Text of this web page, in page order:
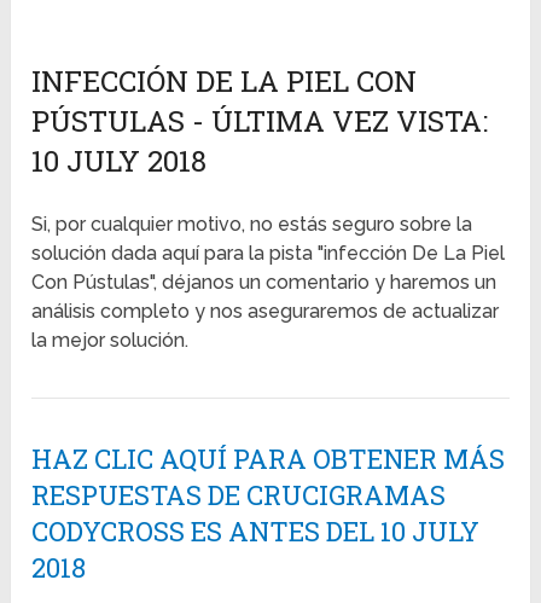
INFECCIÓN DE LA PIEL CON
PÚSTULAS - ÚLTIMA VEZ VISTA:
10 JULY 2018
Si, por cualquier motivo, no estás seguro sobre la
solución dada aquí para la pista "infección De La Piel
Con Pústulas", déjanos un comentario y haremos un
análisis completo y nos aseguraremos de actualizar
la mejor solución.
HAZ CLIC AQUÍ PARA OBTENER MÁS
RESPUESTAS DE CRUCIGRAMAS
CODYCROSS ES ANTES DEL 10 JULY
2018